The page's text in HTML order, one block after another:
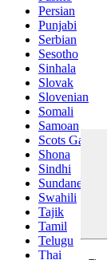
Persian
Punjabi
Serbian
Sesotho
Sinhala
Slovak
Slovenian
Somali
Samoan
Scots Gaelic
Shona
Sindhi
Sundanese
Swahili
Tajik
Tamil
Telugu
Thai